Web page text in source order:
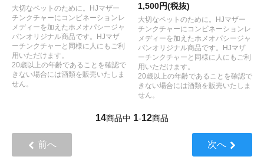
大切なペットのために。HJマザー
チンクチャーにコンビネーションレ
メディーを加えたホメオパシージャ
パンオリジナル商品です。HJマザ
ーチンクチャーと同様に人にもご利
用いただけます。
20歳以上の年齢であることを確認で
きない場合には酒類を販売いたしま
せん。
1,500円(税抜)
大切なペットのために。HJマザー
チンクチャーにコンビネーションレ
メディーを加えたホメオパシージャ
パンオリジナル商品です。HJマザ
ーチンクチャーと同様に人にもご利
用いただけます。
20歳以上の年齢であることを確認で
きない場合には酒類を販売いたしま
せん。
14商品中 1-12商品
前へ 次へ